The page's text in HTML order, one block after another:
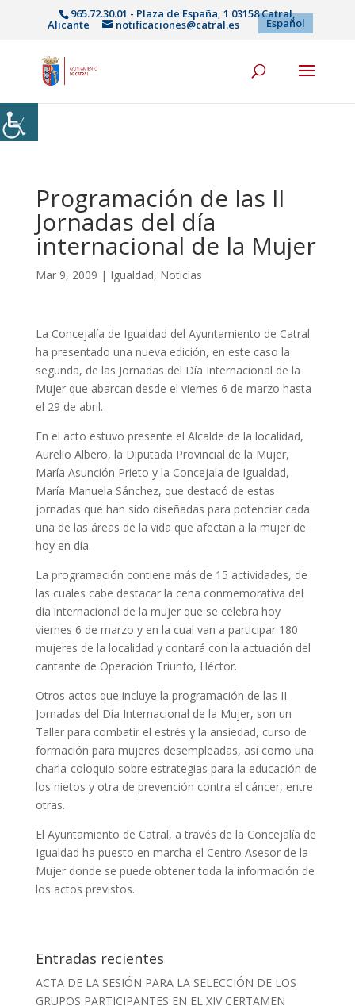
965.72.30.01 - Plaza de España, 1 03158 Catral,
Alicante notificaciones@catral.es Español
Programación de las II
Jornadas del día
internacional de la Mujer
Mar 9, 2009 | Igualdad, Noticias
La Concejalía de Igualdad del Ayuntamiento de Catral
ha presentado una nueva edición, en este caso la
segunda, de las Jornadas del Día Internacional de la
Mujer que abarcan desde el viernes 6 de marzo hasta
el 29 de abril.
En el acto estuvo presente el Alcalde de la localidad,
Aurelio Albero, la Diputada Provincial de la Mujer,
María Asunción Prieto y la Concejala de Igualdad,
María Manuela Sánchez, que destacó de estas
jornadas que han sido diseñadas para potenciar cada
una de las áreas de la vida que afectan a la mujer de
hoy en día.
La programación contiene más de 15 actividades, de
las cuales cabe destacar la cena conmemorativa del
día internacional de la mujer que se celebra hoy
viernes 6 de marzo y en la cual van a participar 180
mujeres de la localidad y contará con la actuación del
cantante de Operación Triunfo, Héctor.
Otros actos que incluye la programación de las II
Jornadas del Día Internacional de la Mujer, son un
Taller para combatir el estrés y la ansiedad, curso de
formación para mujeres desempleadas, así como una
charla-coloquio sobre estrategias para la educación de
los nietos y otra de prevención contra el cáncer, entre
otras.
El Ayuntamiento de Catral, a través de la Concejalía de
Igualdad ha puesto en marcha el Centro Asesor de la
Mujer donde se puede obtener toda la información de
los actos previstos.
Entradas recientes
ACTA DE LA SESIÓN PARA LA SELECCIÓN DE LOS
GRUPOS PARTICIPANTES EN EL XIV CERTAMEN